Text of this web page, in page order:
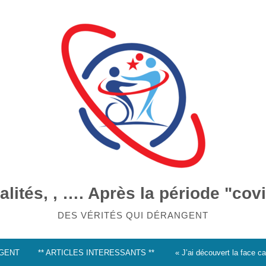
, …. Après la période
DES VÉRITÉS QUI DÉRANGENT
** ARTICLES INTERESSANTS ** « J’ai découvert la face